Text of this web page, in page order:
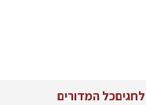
כל המדורים